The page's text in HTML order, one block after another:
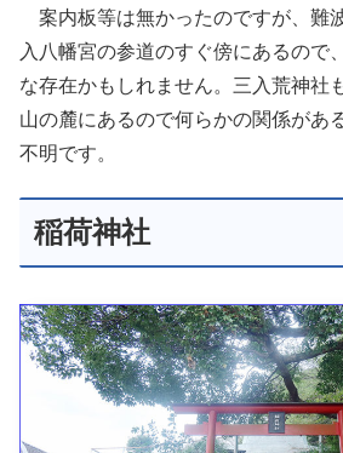
案内板等は無かったのですが、難
入八幡宮の参道のすぐ傍にあるので
な存在かもしれません。三入荒神社
山の麓にあるので何らかの関係があ
不明です。
稲荷神社